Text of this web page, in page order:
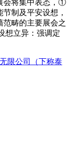
会将集中表态，①
制及平安设想，
范畴的主要展会之
想立异：强调定
限公司（下称泰